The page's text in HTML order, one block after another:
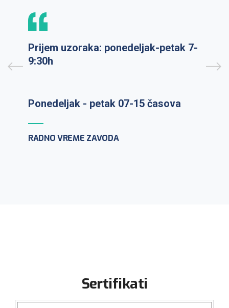
Prijem uzoraka: ponedeljak-petak 7-
9:30h
ponedeljak-petak 10-12h
CENTAR ZA MIKROBIOLOGIJU
Sertifikati